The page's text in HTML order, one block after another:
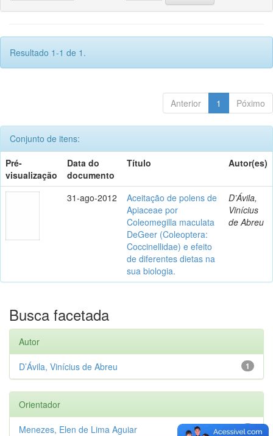
Resultado 1-1 de 1.
Anterior 1 Póximo
Conjunto de itens:
Pré-
visualização
Data do
documento
Título Autor(es)
31-ago-2012
Aceitação de polens de
Apiaceae por
Coleomegilla maculata
DeGeer (Coleoptera:
Coccinellidae) e efeito
de diferentes dietas na
sua biologia.
D’Ávila,
Vinícius
de Abreu
Busca facetada
Autor
1
D’Ávila, Vinícius de Abreu
Orientador
1
Menezes, Elen de Lima Aguiar